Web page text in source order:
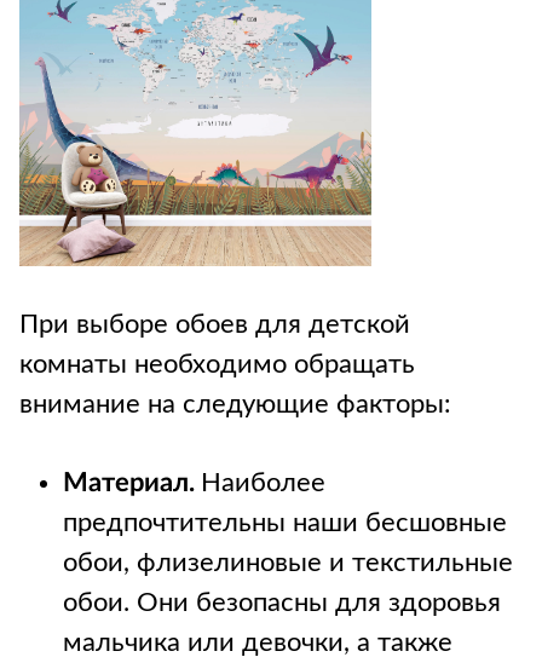
При выборе обоев для детской
комнаты необходимо обращать
внимание на следующие факторы:
Материал. Наиболее
предпочтительны наши бесшовные
обои, флизелиновые и текстильные
обои. Они безопасны для здоровья
мальчика или девочки, а также